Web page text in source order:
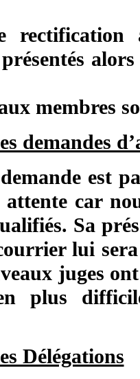
membres
demandes
est
attente car
Sa
lui sera
juges
plus
Délégations